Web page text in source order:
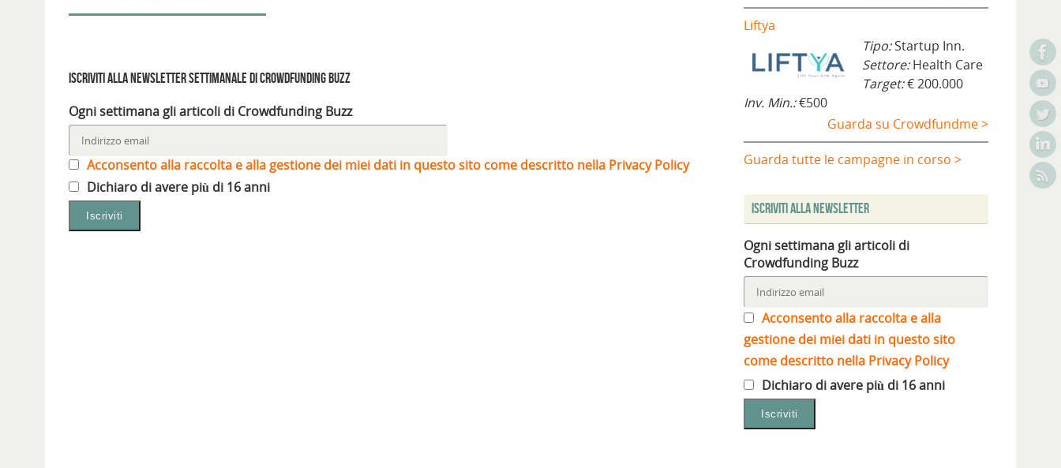
Iscriviti alla Newsletter settimanale di Crowdfunding Buzz
Ogni settimana gli articoli di Crowdfunding Buzz
Acconsento alla raccolta e alla gestione dei miei dati in questo sito come descritto nella Privacy Policy
Dichiaro di avere più di 16 anni
Liftya
Tipo:Startup Inn.
Settore:Health Care
Target:€ 200.000
Inv. Min.:€500
Guarda su Crowdfundme >
Guarda tutte le campagne in corso >
Iscriviti alla Newsletter
Ogni settimana gli articoli di
Crowdfunding Buzz
Acconsento alla raccolta e alla
gestione dei miei dati in questo sito
come descritto nella Privacy Policy
Dichiaro di avere più di 16 anni